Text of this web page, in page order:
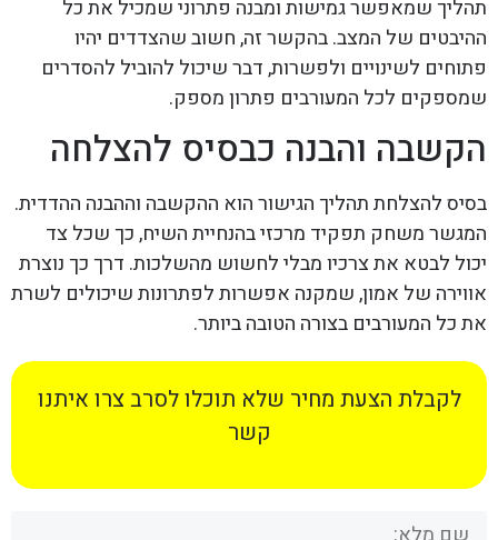
תהליך שמאפשר גמישות ומבנה פתרוני שמכיל את כל
ההיבטים של המצב. בהקשר זה, חשוב שהצדדים יהיו
פתוחים לשינויים ולפשרות, דבר שיכול להוביל להסדרים
שמספקים לכל המעורבים פתרון מספק.
הקשבה והבנה כבסיס להצלחה
בסיס להצלחת תהליך הגישור הוא ההקשבה וההבנה ההדדית.
המגשר משחק תפקיד מרכזי בהנחיית השיח, כך שכל צד
יכול לבטא את צרכיו מבלי לחשוש מהשלכות. דרך כך נוצרת
אווירה של אמון, שמקנה אפשרות לפתרונות שיכולים לשרת
את כל המעורבים בצורה הטובה ביותר.
לקבלת הצעת מחיר שלא תוכלו לסרב צרו איתנו
קשר